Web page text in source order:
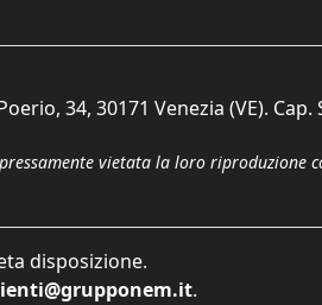
34, 30171 Venezia (VE). Cap.
vietata la loro riproduzione
disposizione.
.